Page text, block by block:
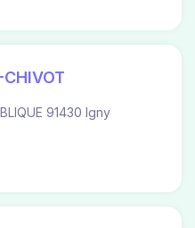
CHIVOT
91430 Igny